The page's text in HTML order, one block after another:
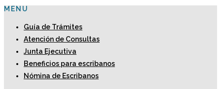
MENU
Guía de Trámites
Atención de Consultas
Junta Ejecutiva
Beneficios para escribanos
Nómina de Escribanos